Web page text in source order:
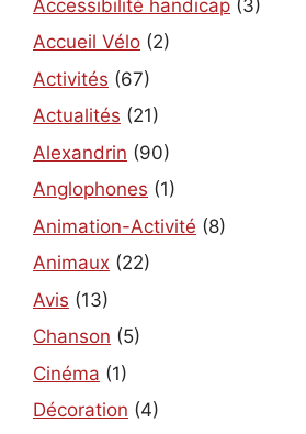
Accessibilité handicap (3)
Accueil Vélo (2)
Activités (67)
Actualités (21)
Alexandrin (90)
Anglophones (1)
Animation-Activité (8)
Animaux (22)
Avis (13)
Chanson (5)
Cinéma (1)
Décoration (4)